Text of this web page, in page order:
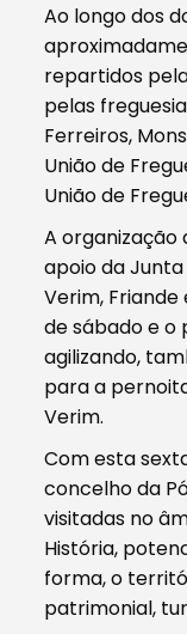
Ao longo dos
repartidos
pelas
Ferreiros,
União de
União de
A
apoio da Junta
Verim,
de sábado e o
agilizando,
para a
Verim.
Com esta
concelho da
visitadas no
História,
forma, o
patrimonial,